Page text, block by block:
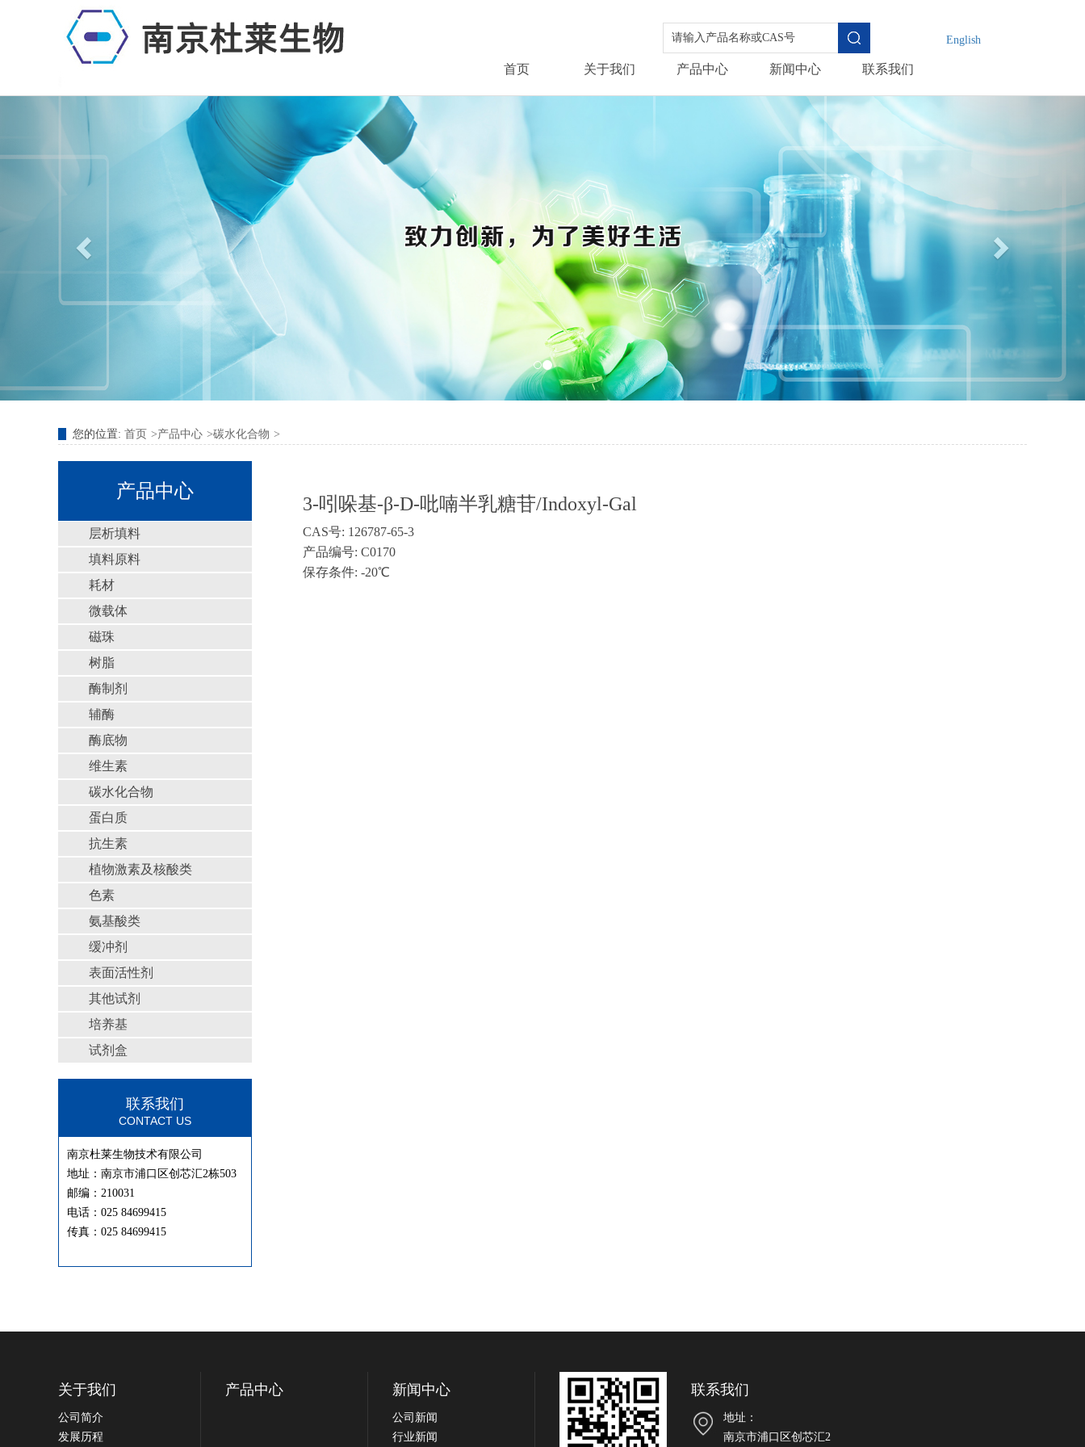
English
首页 关于我们 产品中心 新闻中心 联系我们
您的位置: 首页 产品中心 碳水化合物
产品中心
层析填料
填料原料
耗材
微载体
磁珠
树脂
酶制剂
辅酶
酶底物
维生素
碳水化合物
蛋白质
抗生素
植物激素及核酸类
色素
氨基酸类
缓冲剂
表面活性剂
其他试剂
培养基
试剂盒
联系我们
CONTACT US
南京杜莱生物技术有限公司
地址：南京市浦口区创芯汇2栋503
邮编：210031
电话：025 84699415
传真：025 84699415
3-吲哚基-β-D-吡喃半乳糖苷/Indoxyl-Gal
CAS号: 126787-65-3
产品编号: C0170
保存条件: -20℃
关于我们
公司简介
发展历程
产品中心 新闻中心
公司新闻
行业新闻
联系我们
地址：
南京市浦口区创芯汇2